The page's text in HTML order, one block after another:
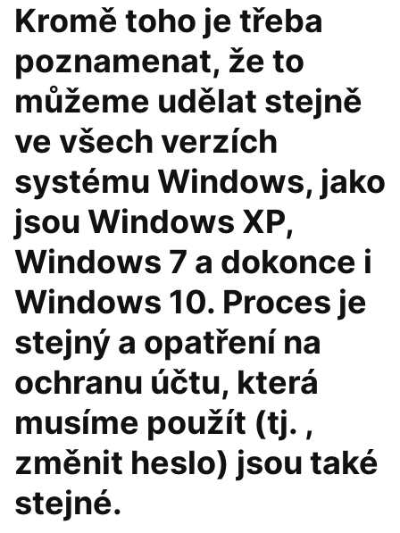
Kromě toho je třeba
poznamenat, že to
můžeme udělat stejně
ve všech verzích
systému Windows, jako
jsou Windows XP,
Windows 7 a dokonce i
Windows 10. Proces je
stejný a opatření na
ochranu účtu, která
musíme použít (tj. ,
změnit heslo) jsou také
stejné.